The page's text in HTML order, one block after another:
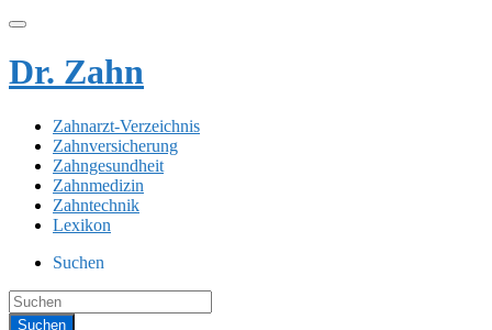
Dr. Zahn
Zahnarzt-Verzeichnis
Zahnversicherung
Zahngesundheit
Zahnmedizin
Zahntechnik
Lexikon
Suchen